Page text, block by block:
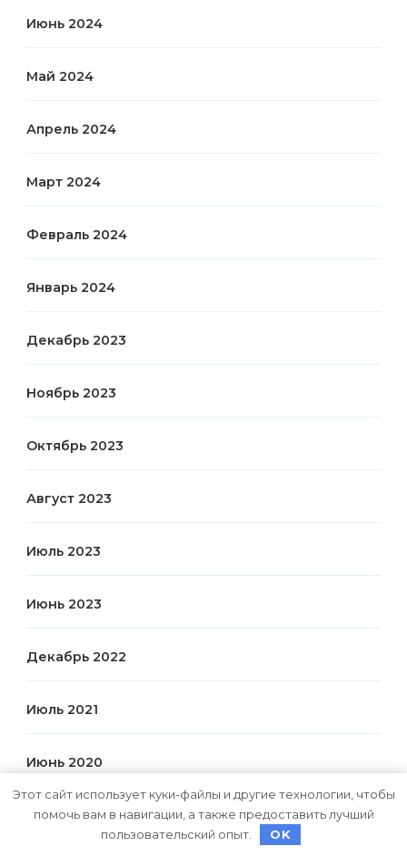
Июнь 2024
Май 2024
Апрель 2024
Март 2024
Февраль 2024
Январь 2024
Декабрь 2023
Ноябрь 2023
Октябрь 2023
Август 2023
Июль 2023
Июнь 2023
Декабрь 2022
Июль 2021
Июнь 2020
Май 2020
Этот сайт использует куки-файлы и другие технологии, чтобы
помочь вам в навигации, а также предоставить лучший
пользовательский опыт.
OK